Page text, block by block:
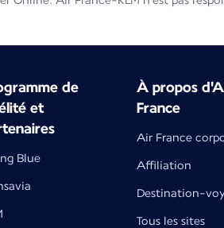
de
et
Blue
À propos
France
Air France
Affiliation
Destination-
Tous les sites